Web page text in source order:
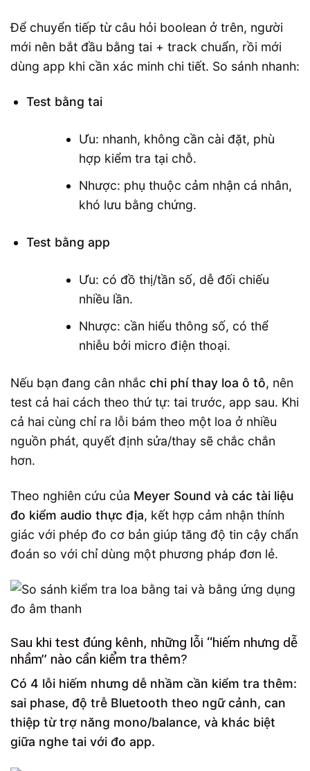
Để chuyển tiếp từ câu hỏi boolean ở trên, người
mới nên bắt đầu bằng tai + track chuẩn, rồi mới
dùng app khi cần xác minh chi tiết. So sánh nhanh:
Test bằng tai
Ưu: nhanh, không cần cài đặt, phù
hợp kiểm tra tại chỗ.
Nhược: phụ thuộc cảm nhận cá nhân,
khó lưu bằng chứng.
Test bằng app
Ưu: có đồ thị/tần số, dễ đối chiếu
nhiều lần.
Nhược: cần hiểu thông số, có thể
nhiễu bởi micro điện thoại.
Nếu bạn đang cân nhắc chi phí thay loa ô tô, nên
test cả hai cách theo thứ tự: tai trước, app sau. Khi
cả hai cùng chỉ ra lỗi bám theo một loa ở nhiều
nguồn phát, quyết định sửa/thay sẽ chắc chắn
hơn.
Theo nghiên cứu của Meyer Sound và các tài liệu
đo kiểm audio thực địa, kết hợp cảm nhận thính
giác với phép đo cơ bản giúp tăng độ tin cậy chẩn
đoán so với chỉ dùng một phương pháp đơn lẻ.
Sau khi test đúng kênh, những lỗi “hiếm nhưng dễ
nhầm” nào cần kiểm tra thêm?
Có 4 lỗi hiếm nhưng dễ nhầm cần kiểm tra thêm:
sai phase, độ trễ Bluetooth theo ngữ cảnh, can
thiệp từ trợ năng mono/balance, và khác biệt
giữa nghe tai với đo app.